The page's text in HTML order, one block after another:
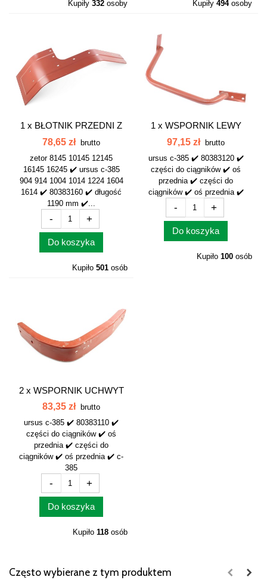
Kupiły 332 osoby Kupiły 494osoby
1 x BŁOTNIK PRZEDNI Z
NAPĘDEM LEWY...
78,65 zł
brutto
zetor 8145 10145 12145
16145 16245 ✔️ ursus c-385
904 914 1004 1014 1224 1604
1614 ✔️ 80383160 ✔️ długość
1190 mm ✔️...
- +
Do koszyka
Kupiło 501 osób
1 x WSPORNIK LEWY
DÓŁ KOŁO...
97,15 zł
brutto
ursus c-385 ✔️ 80383120 ✔️
części do ciągników ✔️ oś
przednia ✔️ części do
ciągników ✔️ oś przednia ✔️
- +
Do koszyka
Kupiło 100 osób
2 x WSPORNIK UCHWYT
BŁOTNIKA GÓRNY...
83,35 zł
brutto
ursus c-385 ✔️ 80383110 ✔️
części do ciągników ✔️ oś
przednia ✔️ części do
ciągników ✔️ oś przednia ✔️ c-
385
- +
Do koszyka
Kupiło 118 osób
Często wybierane z tym produktem